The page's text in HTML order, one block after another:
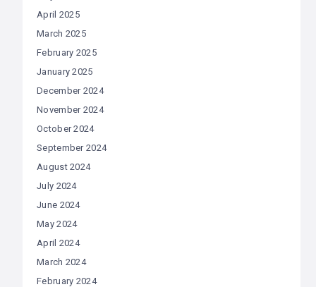
April 2025
March 2025
February 2025
January 2025
December 2024
November 2024
October 2024
September 2024
August 2024
July 2024
June 2024
May 2024
April 2024
March 2024
February 2024